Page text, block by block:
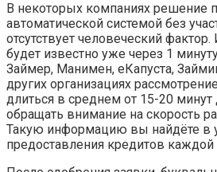
В некоторых компаниях решение
автоматической системой без
отсутствует человеческий
будет известно уже через 1
Займер, Манимен, еКапуста,
других организациях
длиться в среднем от 15-20 минут
обращать внимание на скорость
Такую информацию вы найдёте в
предоставления кредитов